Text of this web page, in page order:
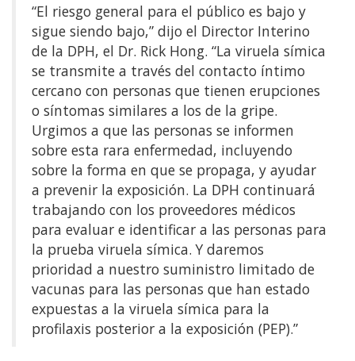
“El riesgo general para el público es bajo y
sigue siendo bajo,” dijo el Director Interino
de la DPH, el Dr. Rick Hong. “La viruela símica
se transmite a través del contacto íntimo
cercano con personas que tienen erupciones
o síntomas similares a los de la gripe.
Urgimos a que las personas se informen
sobre esta rara enfermedad, incluyendo
sobre la forma en que se propaga, y ayudar
a prevenir la exposición. La DPH continuará
trabajando con los proveedores médicos
para evaluar e identificar a las personas para
la prueba viruela símica. Y daremos
prioridad a nuestro suministro limitado de
vacunas para las personas que han estado
expuestas a la viruela símica para la
profilaxis posterior a la exposición (PEP).”